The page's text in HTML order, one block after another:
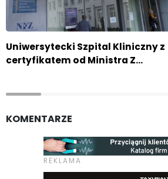
Uniwersytecki Szpital Kliniczny z
certyfikatem od Ministra Z…
KOMENTARZE